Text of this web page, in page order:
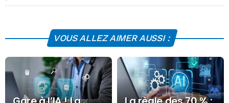
et multi-gérant dans le groupe Primonial. En 2018 Alexis
& mandats d'allocation. En 2021, il devient titulaire du
Certificate in ESG Investing délivré par le CFA.
VOUS ALLEZ AIMER AUSSI :